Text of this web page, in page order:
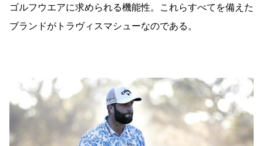
ゴルフウエアに求められる機能性。これらすべてを備えた
ブランドがトラヴィスマシューなのである。